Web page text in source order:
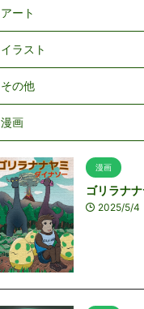
アート
イラスト
その他
漫画
漫画
ゴリラナ
2025/5/4